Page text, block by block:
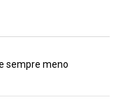
sempre meno